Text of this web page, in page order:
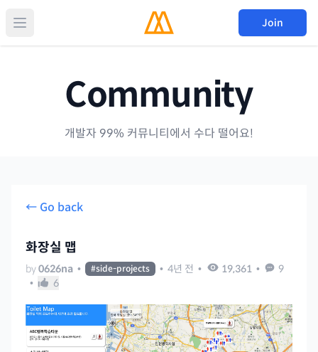
Join
Community
개발자 99% 커뮤니티에서 수다 떨어요!
← Go back
화장실 맵
by0626na • #side-projects • 4년 전 • 19,361 •
9
•
6